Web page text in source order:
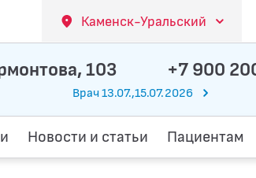
Каменск-Уральский
103 +7 900
Врач 13.07.,15.07.2026
Новости и статьи Пациентам